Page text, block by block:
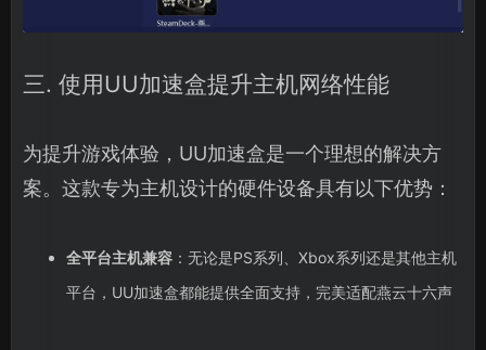
三. 使用UU加速盒提升主机网络性能
为提升游戏体验，UU加速盒是一个理想的解决方
案。这款专为主机设计的硬件设备具有以下优势：
全平台主机兼容：无论是PS系列、Xbox系列还是其他主机
平台，UU加速盒都能提供全面支持，完美适配燕云十六声